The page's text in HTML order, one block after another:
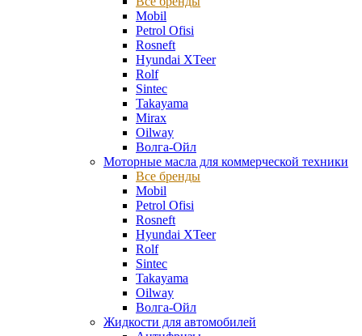
Mobil
Petrol Ofisi
Rosneft
Hyundai XTeer
Rolf
Sintec
Takayama
Mirax
Oilway
Волга-Ойл
Моторные масла для коммерческой техники
Все бренды
Mobil
Petrol Ofisi
Rosneft
Hyundai XTeer
Rolf
Sintec
Takayama
Oilway
Волга-Ойл
Жидкости для автомобилей